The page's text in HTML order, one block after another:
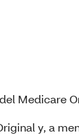
Medicare
y, a